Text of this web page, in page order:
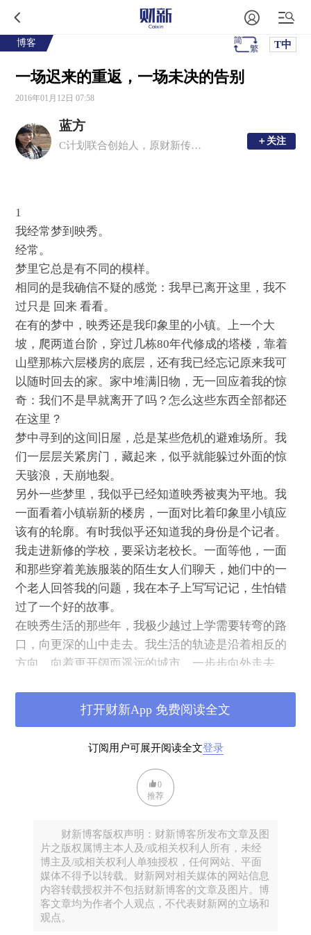
博客 T中
一场迟来的重返，一场未决的告别
2016年01月12日 07:58
蓝方
C计划联合创始人，原财新传媒公共政策记者 ＋关注
＋关注
1
我经常梦到映秀。
经常。
梦里它总是有不同的模样。
相同的是我确信不疑的感觉：我早已离开这里，我不
过只是 回来 看看。
在有的梦中，映秀还是我印象里的小镇。上一个大
坡，爬两道台阶，穿过几栋80年代修成的塔楼，靠着
山壁那栋六层楼房的底层，还有我已经忘记原来我可
以随时回去的家。家中堆满旧物，无一回应着我的惊
奇：我们不是早就离开了吗？怎么这些东西全部都还
在这里？
梦中寻到的这间旧屋，总是某些危机的避难场所。我
们一层层关紧房门，藏起来，似乎就能躲过外面的惊
天骇浪，天崩地裂。
另外一些梦里，我似乎已经知道映秀被夷为平地。我
一面看着小镇崭新的楼房，一面对比着印象里小镇应
该有的轮廓。有时我似乎还知道我的身份是个记者。
我走进新修的学校，要采访老校长。一面等他，一面
和那些穿着羌族服装的陌生女人们聊天，她们中的一
个老人回答我的问题，我在本子上写写记记，生怕错
过了一个好的故事。
在映秀生活的那些年，我极少越过上学需要转弯的路
口，向更深的山中走去。我生活的轨迹是沿着相反的
方向，向着更开阔而遥远的城市，一步步向外走去。
以映秀为起点，向山里去。梦中的山真是好高。有如
史诗大片般的皑皑白雪，翻腾汹涌的岷江河。我穿越
这么一个又一个梦。
每次醒来，心中空空荡荡。破了块洞的感觉，失魂落
或许是因为，我知道这将是一个我永远也回不去的故
我经常想，故乡，之于人，究竟有什么意义。
最重要的自然是那些故人。
订阅用户可展开阅读全文登录
打开财新App 免费阅读全文
0
推荐
财新博客版权声明：财新博客所发布文章及图
片之版权属博主本人及/或相关权利人所有，未经
博主及/或相关权利人单独授权，任何网站、平面
媒体不得予以转载。财新网对相关媒体的网站信息
内容转载授权并不包括财新博客的文章及图片。博
客文章均为作者个人观点，不代表财新网的立场和
观点。